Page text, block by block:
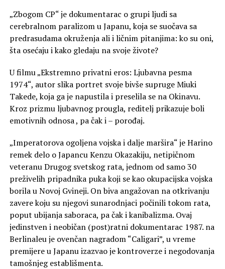
„Zbogom CP“ je dokumentarac o grupi ljudi sa
cerebralnom paralizom u Japanu, koja se suočava sa
predrasudama okruženja ali i ličnim pitanjima: ko su oni,
šta osećaju i kako gledaju na svoje živote?
U filmu „Ekstremno privatni eros: Ljubavna pesma
1974“, autor slika portret svoje bivše supruge Miuki
Takede, koja ga je napustila i preselila se na Okinavu.
Kroz prizmu ljubavnog prougla, reditelj prikazuje boli
emotivnih odnosa , pa čak i – porođaj.
„Imperatorova ogoljena vojska i dalje maršira“ je Harino
remek delo o Japancu Kenzu Okazakiju, netipičnom
veteranu Drugog svetskog rata, jednom od samo 30
preživelih pripadnika puka koji se kao okupacijska vojska
borila u Novoj Gvineji. On biva angažovan na otkrivanju
zavere koju su njegovi sunarodnjaci počinili tokom rata,
poput ubijanja saboraca, pa čak i kanibalizma. Ovaj
jedinstven i neobičan (post)ratni dokumentarac 1987. na
Berlinaleu je ovenčan nagradom “Caligari”, u vreme
premijere u Japanu izazvao je kontroverze i negodovanja
tamošnjeg establišmenta.